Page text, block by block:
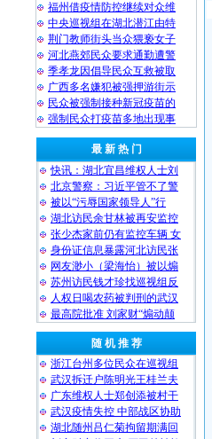
福州借疫情防控继续对众维
中央巡视组在湖北潜江由特
荆门教师街头当众猥亵女子
河北燕郊民众要求通勤遭警
季孝龙因倡导民众互救被取
广西多名嫌犯被强押游街示
民众被强制接种新冠疫苗的
强制民众打疫苗多地出现事
最 新 热 门
快讯：湖北宜昌维权人士刘
北京警察：习近平管不了警
被以“污辱国家领导人”行
湖北访民余甘林被再安监控
张少杰家前仍有监控车辆 女
身份证信息暴露河北访民张
网友渺小（梁海怡）被以煽
苏州访民钱才珍找巡视组反
人权日喝农药被判刑的武汉
最高院批准 刘家财“煽动颠
随 机 推 荐
浙江台州多位民众在巡视组
武汉拆迁户陈明光王桂兰夫
广东维权人士郑创添被村干
武汉疫情失控 中部战区协助
湖北随州吕仁菊拘留期满回